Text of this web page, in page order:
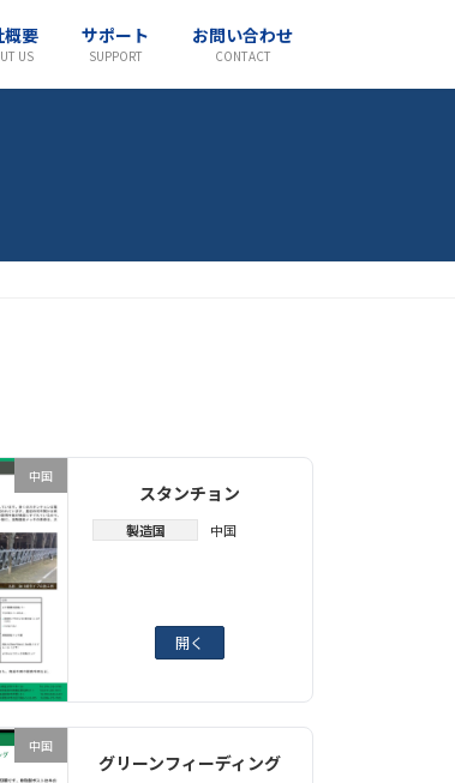
概要
US
サポート
SUPPORT
お問い合わせ
CONTACT
中国
スタンチョン
製造国 中国
開く
中国
グリーンフィーディング